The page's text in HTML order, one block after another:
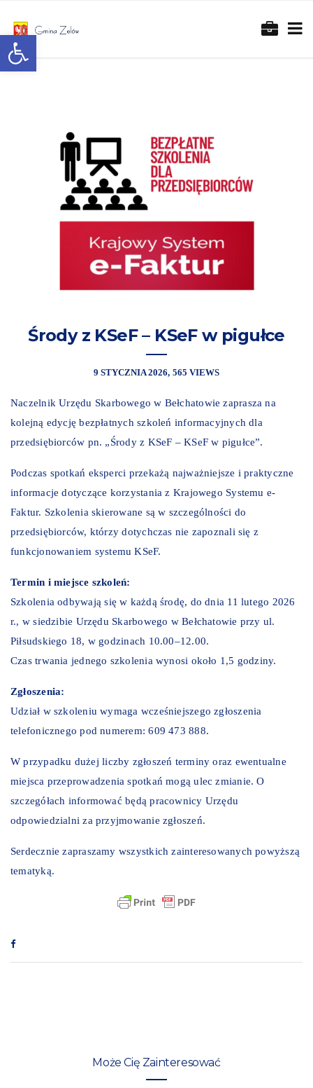
Otwórz pasek narzędzi
Środy z KSeF – KSeF w pigułce
9 STYCZNIA 2026 565 VIEWS
Naczelnik Urzędu Skarbowego w Bełchatowie zaprasza na
kolejną edycję bezpłatnych szkoleń informacyjnych dla
przedsiębiorców pn. „Środy z KSeF – KSeF w pigułce”.
Podczas spotkań eksperci przekażą najważniejsze i praktyczne
informacje dotyczące korzystania z Krajowego Systemu e-
Faktur. Szkolenia skierowane są w szczególności do
przedsiębiorców, którzy dotychczas nie zapoznali się z
funkcjonowaniem systemu KSeF.
Termin i miejsce szkoleń:
Szkolenia odbywają się w każdą środę, do dnia 11 lutego 2026
r., w siedzibie Urzędu Skarbowego w Bełchatowie przy ul.
Piłsudskiego 18, w godzinach 10.00–12.00.
Czas trwania jednego szkolenia wynosi około 1,5 godziny.
Zgłoszenia:
Udział w szkoleniu wymaga wcześniejszego zgłoszenia
telefonicznego pod numerem: 609 473 888.
W przypadku dużej liczby zgłoszeń terminy oraz ewentualne
miejsca przeprowadzenia spotkań mogą ulec zmianie. O
szczegółach informować będą pracownicy Urzędu
odpowiedzialni za przyjmowanie zgłoszeń.
Serdecznie zapraszamy wszystkich zainteresowanych powyższą
tematyką.
Może Cię Zainteresować